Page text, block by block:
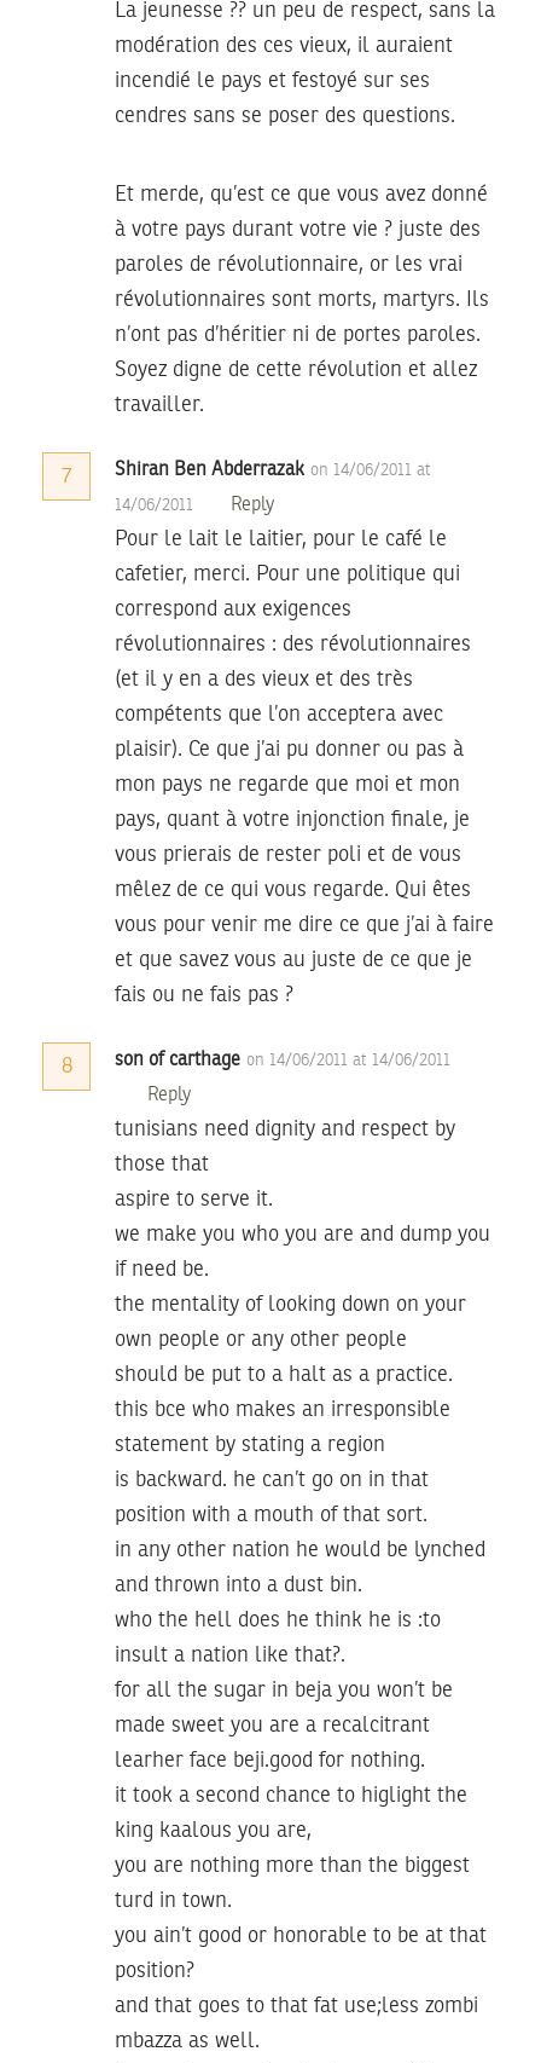
La jeunesse ?? un peu de respect, sans la
modération des ces vieux, il auraient
incendié le pays et festoyé sur ses
cendres sans se poser des questions.
Et merde, qu’est ce que vous avez donné
à votre pays durant votre vie ? juste des
paroles de révolutionnaire, or les vrai
révolutionnaires sont morts, martyrs. Ils
n’ont pas d’héritier ni de portes paroles.
Soyez digne de cette révolution et allez
travailler.
7 Shiran Ben Abderrazak on 14/06/2011 at
14/06/2011 Reply
Pour le lait le laitier, pour le café le
cafetier, merci. Pour une politique qui
correspond aux exigences
révolutionnaires : des révolutionnaires
(et il y en a des vieux et des très
compétents que l’on acceptera avec
plaisir). Ce que j’ai pu donner ou pas à
mon pays ne regarde que moi et mon
pays, quant à votre injonction finale, je
vous prierais de rester poli et de vous
mêlez de ce qui vous regarde. Qui êtes
vous pour venir me dire ce que j’ai à faire
et que savez vous au juste de ce que je
fais ou ne fais pas ?
8 son of carthage on 14/06/2011 at 14/06/2011
Reply
tunisians need dignity and respect by
those that
aspire to serve it.
we make you who you are and dump you
if need be.
the mentality of looking down on your
own people or any other people
should be put to a halt as a practice.
this bce who makes an irresponsible
statement by stating a region
is backward. he can’t go on in that
position with a mouth of that sort.
in any other nation he would be lynched
and thrown into a dust bin.
who the hell does he think he is :to
insult a nation like that?.
for all the sugar in beja you won’t be
made sweet you are a recalcitrant
learher face beji.good for nothing.
it took a second chance to higlight the
king kaalous you are,
you are nothing more than the biggest
turd in town.
you ain’t good or honorable to be at that
position?
and that goes to that fat use;less zombi
mbazza as well.